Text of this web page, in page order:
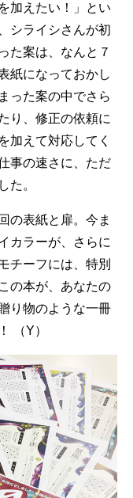
加えたい！」とい
シライシさんが初
た案は、なんと７
紙になっておかし
った案の中でさら
り、修正の依頼に
加えて対応してく
事の速さに、ただ
た。
の表紙と扉。今ま
カラーが、さらに
チーフには、特別
の本が、あなたの
り物のような一冊
（Y）